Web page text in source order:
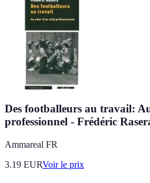
Des footballeurs au travail:
professionnel - Frédéric
Ammareal FR
3.19 EURVoir le prix